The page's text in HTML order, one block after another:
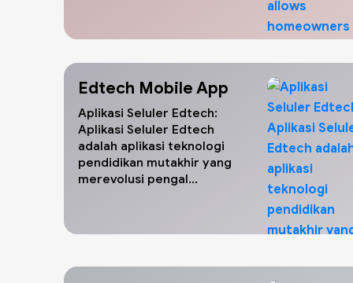
Edtech Mobile App
Aplikasi Seluler Edtech:
Aplikasi Seluler Edtech
adalah aplikasi teknologi
pendidikan mutakhir yang
merevolusi pengal...